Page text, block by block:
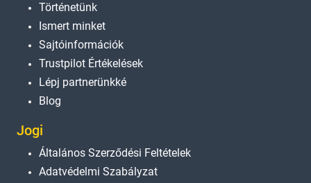
Történetünk
Ismert minket
Sajtóinformációk
Trustpilot Értékelések
Lépj partnerünkké
Blog
Jogi
Általános Szerződési Feltételek
Adatvédelmi Szabályzat